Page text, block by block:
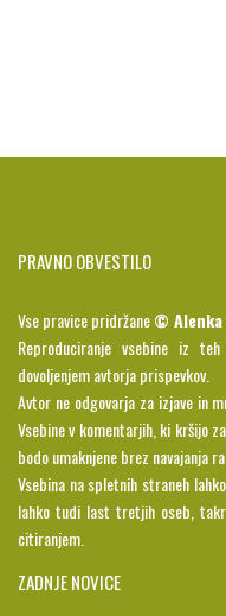
PRAVNO OBVESTILO
Vse pravice pridržane© Alenka
Reproduciranje vsebine iz
dovoljenjem avtorja prispevkov.
Avtor ne odgovarja za izjave in
Vsebine v komentarjih, ki kršijo
bodo umaknjene brez navajanja
Vsebina na spletnih straneh
lahko tudi last tretjih oseb,
citiranjem.
ZADNJE NOVICE